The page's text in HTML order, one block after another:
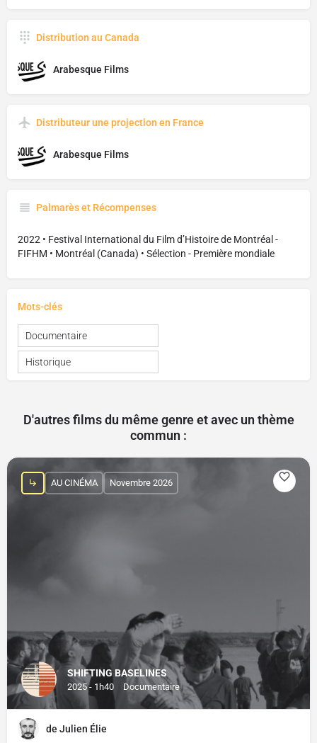
Distribution au Canada
Arabesque Films
Distributeur une projection en France
Arabesque Films
Palmarès et Récompenses
2022 • Festival International du Film d’Histoire de Montréal -
FIFHM • Montréal (Canada) • Sélection - Première mondiale
Mots-clés
Documentaire
Historique
D'autres films du même genre et avec un thème
commun :
SHIFTING BASELINES
2025 - 1h40 Documentaire
AU CINÉMA Novembre 2026
de Julien Élie